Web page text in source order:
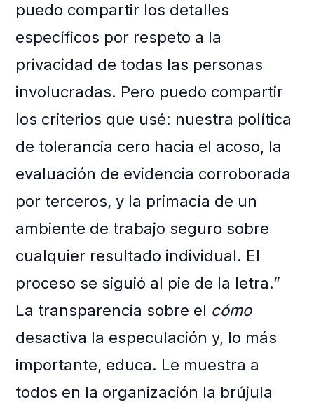
puedo compartir los detalles
específicos por respeto a la
privacidad de todas las personas
involucradas. Pero puedo compartir
los criterios que usé: nuestra política
de tolerancia cero hacia el acoso, la
evaluación de evidencia corroborada
por terceros, y la primacía de un
ambiente de trabajo seguro sobre
cualquier resultado individual. El
proceso se siguió al pie de la letra.”
La transparencia sobre el cómo
desactiva la especulación y, lo más
importante, educa. Le muestra a
todos en la organización la brújula